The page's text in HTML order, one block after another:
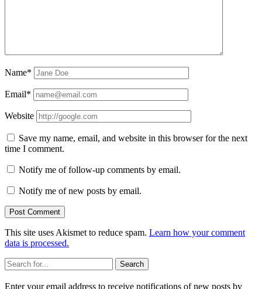
Name*
Email*
Website
Save my name, email, and website in this browser for the next
time I comment.
Notify me of follow-up comments by email.
Notify me of new posts by email.
This site uses Akismet to reduce spam. Learn how your comment
data is processed.
Sidebar
Search
Enter your email address to receive notifications of new posts by